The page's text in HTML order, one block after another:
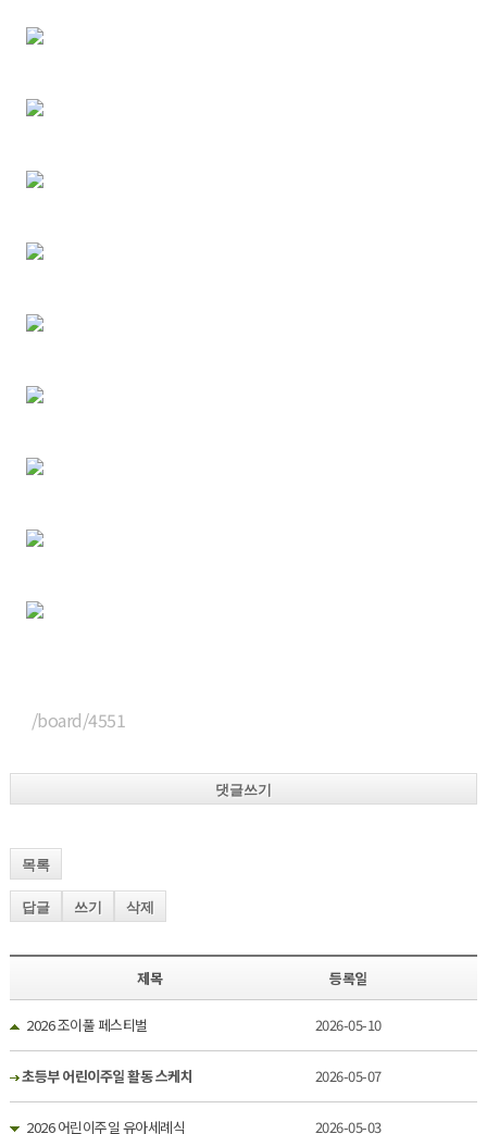
/board/4551
댓글쓰기
목록
답글 쓰기 삭제
제목 등록일
2026 조이풀 페스티벌 2026-05-10
초등부 어린이주일 활동 스케치 2026-05-07
2026 어린이주일 유아세례식 2026-05-03